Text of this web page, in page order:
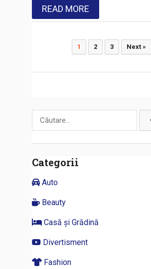
READ MORE
1 2 3 Next »
Caută
după:
Categorii
Auto
Beauty
Casă și Grădină
Divertisment
Fashion